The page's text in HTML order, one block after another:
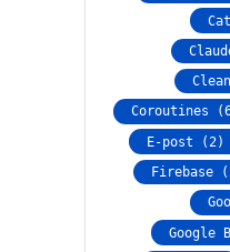
Coroutines
E-post (2)
Firebase
Google